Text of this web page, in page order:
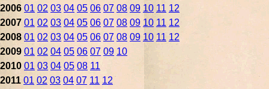
2006 01 02 03 04 05 06 07 08 09 10 11 12
2007 01 02 03 04 05 06 07 08 09 10 11 12
2008 01 02 03 04 05 06 07 08 09 10 11 12
2009 01 02 04 05 06 07 09 10
2010 01 03 04 05 08 11
2011 01 02 03 04 07 11 12